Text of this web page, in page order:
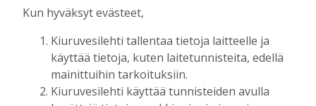
Tilaajille
Kunta on asukkaidensa ja kyliensä summa
Tilaajille
Suvi Louhelainen 29.7.2026 15:35
Kun hyväksyt evästeet,
Kiuruvesilehti tallentaa tietoja laitteelle ja
käyttää tietoja, kuten laitetunnisteita, edellä
mainittuihin tarkoituksiin.
Kiuruvesilehti käyttää tunnisteiden avulla